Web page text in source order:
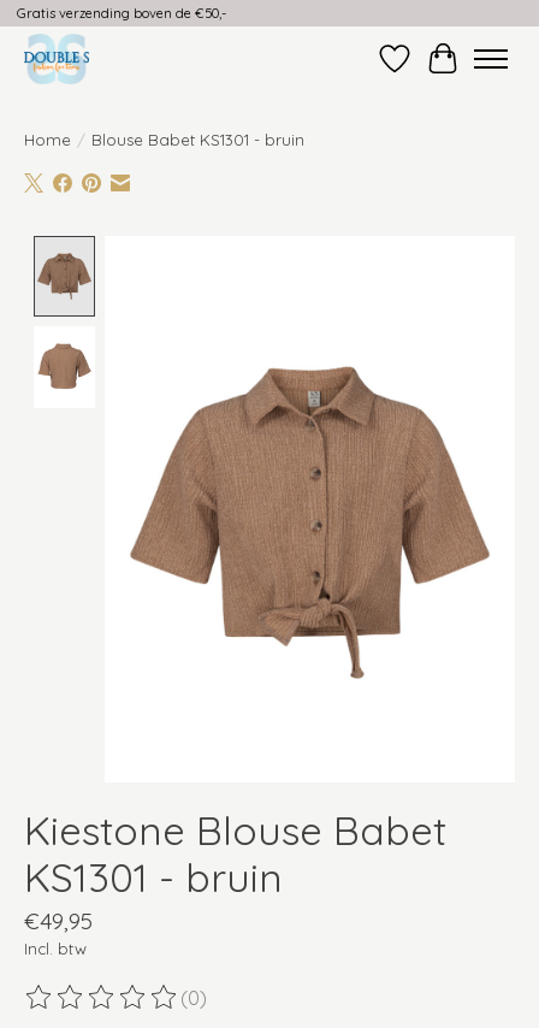
Gratis verzending boven de €50,-
Verlanglijst
Home / Blouse Babet KS1301 - bruin
Kiestone Blouse Babet
KS1301 - bruin
€49,95
Incl. btw
De beoordeling van dit product is
(0)